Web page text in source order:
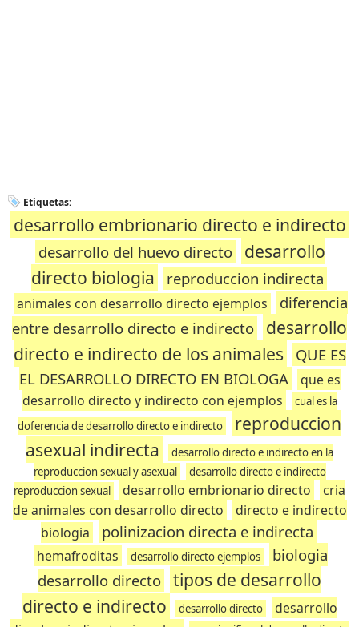
Etiquetas:
desarrollo embrionario directo e indirecto
desarrollo del huevo directo
desarrollo
directo biologia
reproduccion indirecta
animales con desarrollo directo ejemplos
diferencia
entre desarrollo directo e indirecto
desarrollo
directo e indirecto de los animales
QUE ES
EL DESARROLLO DIRECTO EN BIOLOGA
que es
desarrollo directo y indirecto con ejemplos
cual es la
doferencia de desarrollo directo e indirecto
reproduccion
asexual indirecta
desarrollo directo e indirecto en la
reproduccion sexual y asexual
desarrollo directo e indirecto
reproduccion sexual
desarrollo embrionario directo
cria
de animales con desarrollo directo
directo e indirecto
biologia
polinizacion directa e indirecta
hemafroditas desarrollo directo ejemplos
biologia
desarrollo directo tipos de desarrollo
directo e indirecto
desarrollo directo
desarrollo